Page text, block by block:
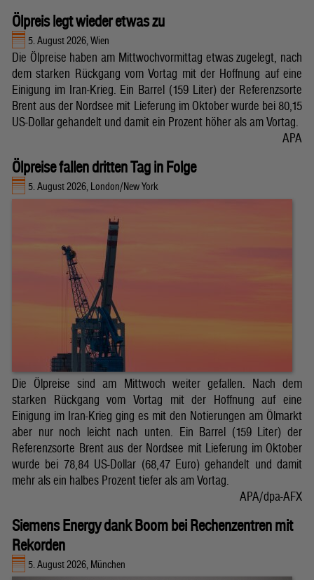
Ölpreis legt wieder etwas zu
5. August 2026, Wien
Die Ölpreise haben am Mittwochvormittag etwas zugelegt, nach
dem starken Rückgang vom Vortag mit der Hoffnung auf eine
Einigung im Iran-Krieg. Ein Barrel (159 Liter) der Referenzsorte
Brent aus der Nordsee mit Lieferung im Oktober wurde bei 80,15
US-Dollar gehandelt und damit ein Prozent höher als am Vortag.
APA
Ölpreise fallen dritten Tag in Folge
5. August 2026, London/New York
Die Ölpreise sind am Mittwoch weiter gefallen. Nach dem
starken Rückgang vom Vortag mit der Hoffnung auf eine
Einigung im Iran-Krieg ging es mit den Notierungen am Ölmarkt
aber nur noch leicht nach unten. Ein Barrel (159 Liter) der
Referenzsorte Brent aus der Nordsee mit Lieferung im Oktober
wurde bei 78,84 US-Dollar (68,47 Euro) gehandelt und damit
mehr als ein halbes Prozent tiefer als am Vortag.
APA/dpa-AFX
Siemens Energy dank Boom bei Rechenzentren mit
Rekorden
5. August 2026, München